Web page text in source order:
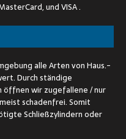
und VISA .
alle Arten von Haus.-
Durch ständige
öffnen wir zugefallene / nur
schadenfrei. Somit
Schließzylindern oder